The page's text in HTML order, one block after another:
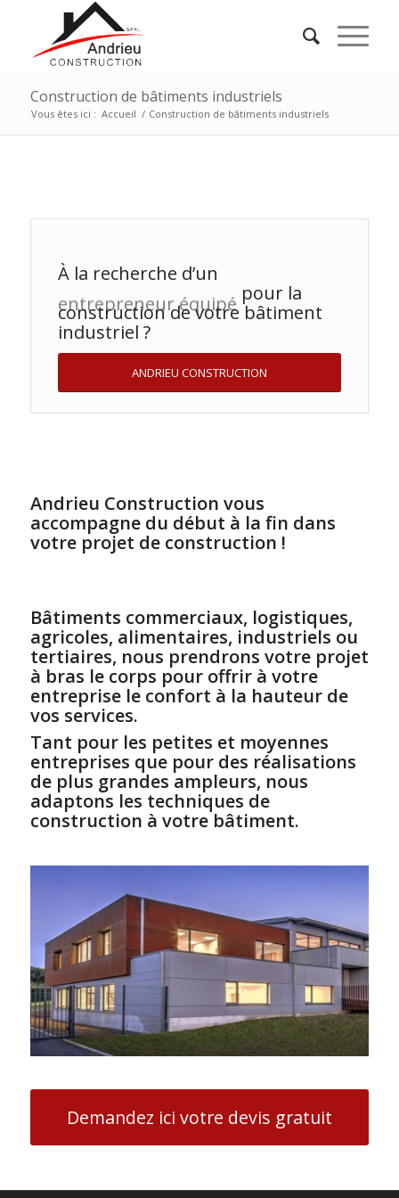
Construction de bâtiments industriels
Vous êtes ici : Accueil / Construction de bâtiments industriels
À la recherche d’un
entrepreneur équipé
pour la
construction de votre bâtiment
industriel ?
ANDRIEU CONSTRUCTION
Andrieu Construction vous
accompagne du début à la fin dans
votre projet de construction !
Bâtiments commerciaux, logistiques,
agricoles, alimentaires, industriels ou
tertiaires, nous prendrons votre projet
à bras le corps pour offrir à votre
entreprise le confort à la hauteur de
vos services.
Tant pour les petites et moyennes
entreprises que pour des réalisations
de plus grandes ampleurs, nous
adaptons les techniques de
construction à votre bâtiment.
Demandez ici votre devis gratuit